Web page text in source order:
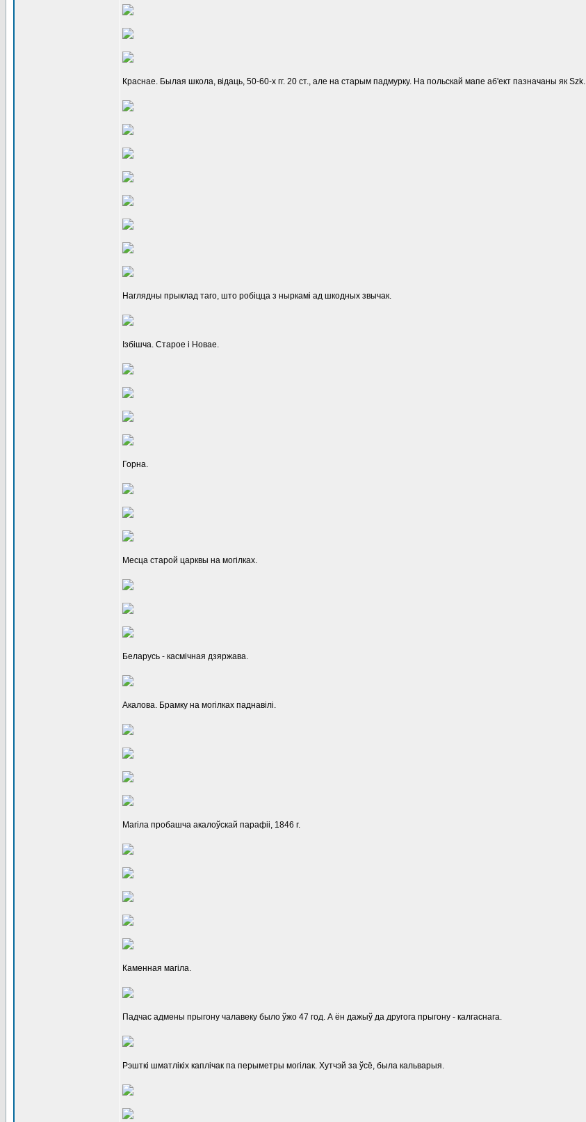
Краснае. Былая школа, відаць, 50-60-х гг. 20 ст., але на старым падмурку. На польскай мапе аб'ект пазначаны як Szk.
Наглядны прыклад таго, што робіцца з ныркамі ад шкодных звычак.
Ізбішча. Старое і Новае.
Горна.
Месца старой царквы на могілках.
Беларусь - касмічная дзяржава.
Акалова. Брамку на могілках паднавілі.
Магіла пробашча акалоўскай парафіі, 1846 г.
Каменная магіла.
Падчас адмены прыгону чалавеку было ўжо 47 год. А ён дажыў да другога прыгону - калгаснага.
Рэшткі шматлікіх каплічак па перыметры могілак. Хутчэй за ўсё, была кальварыя.